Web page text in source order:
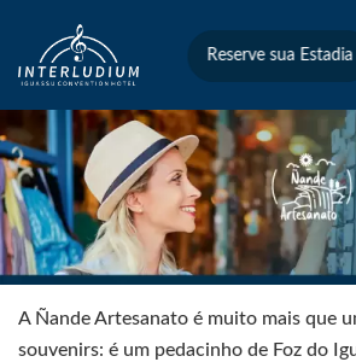
A Ñande Artesanato é muito mais que
souvenirs: é um pedacinho de Foz do
Reserve sua Estadia